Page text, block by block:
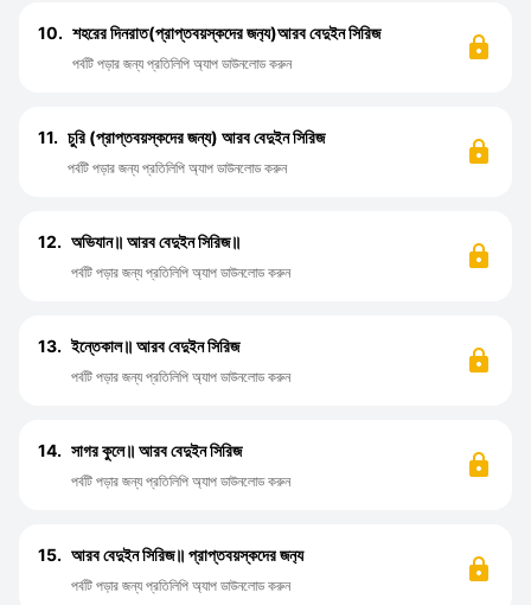
10. শহরের দিনরাত(প্রাপ্তবয়স্কদের জন‍্য)আরব বেদুইন সিরিজ
পর্বটি পড়ার জন্য প্রতিলিপি অ্যাপ ডাউনলোড করুন
11. চুরি (প্রাপ্তবয়স্কদের জন্য) আরব বেদুইন সিরিজ
পর্বটি পড়ার জন্য প্রতিলিপি অ্যাপ ডাউনলোড করুন
12. অভিযান॥ আরব বেদুইন সিরিজ॥
পর্বটি পড়ার জন্য প্রতিলিপি অ্যাপ ডাউনলোড করুন
13. ইন্তেকাল॥ আরব বেদুইন সিরিজ
পর্বটি পড়ার জন্য প্রতিলিপি অ্যাপ ডাউনলোড করুন
14. সাগর কুলে॥ আরব বেদুইন সিরিজ
পর্বটি পড়ার জন্য প্রতিলিপি অ্যাপ ডাউনলোড করুন
15. আরব বেদুইন সিরিজ॥ প্রাপ্তবয়স্কদের জন‍্য
পর্বটি পড়ার জন্য প্রতিলিপি অ্যাপ ডাউনলোড করুন